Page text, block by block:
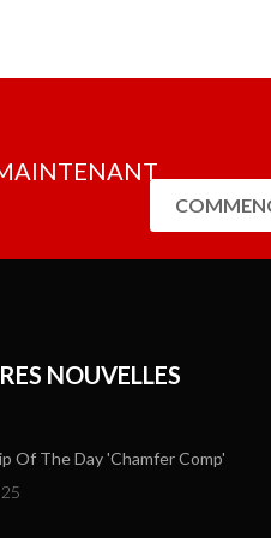
NOUVELLES
Of The Day 'Chamfer Comp'